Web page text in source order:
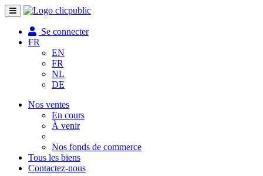
Toggle
navigation
Se connecter
FR
EN
FR
NL
DE
Nos ventes
En cours
À venir
Nos fonds de commerce
Tous les biens
Contactez-nous